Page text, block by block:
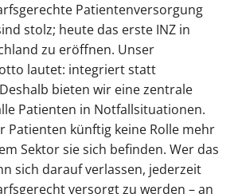
Patientenversorgung
stolz; heute das erste INZ in
zu eröffnen. Unser
lautet: integriert statt
bieten wir eine zentrale
Patienten in Notfallsituationen.
Patienten künftig keine Rolle mehr
Sektor sie sich befinden. Wer das
sich darauf verlassen, jederzeit
versorgt zu werden – an